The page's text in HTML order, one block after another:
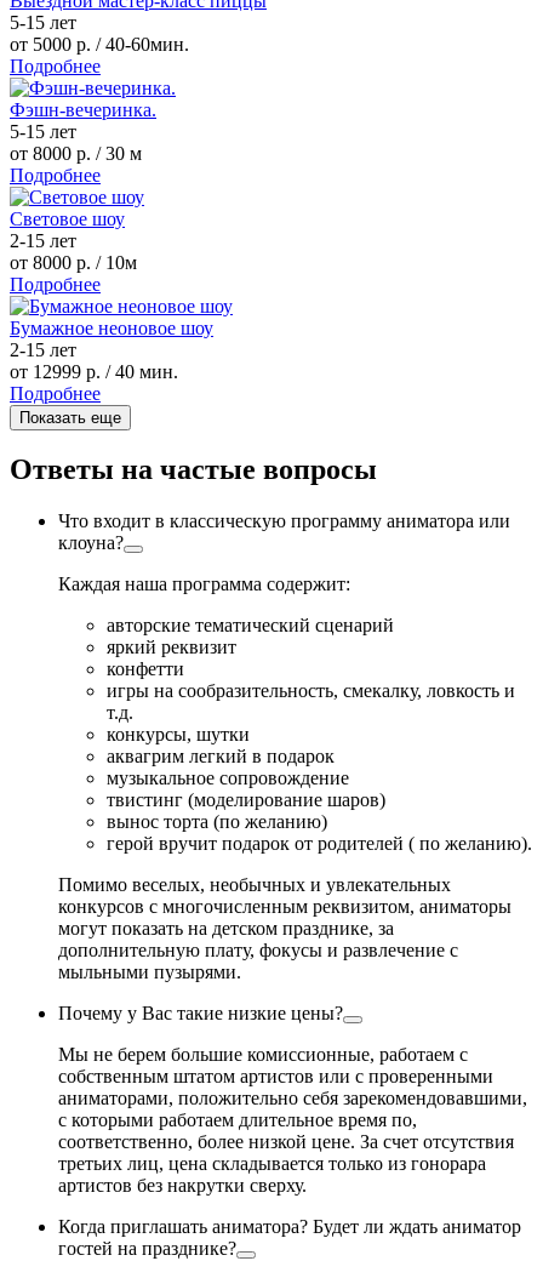
5-15 лет
от 5000 р. / 40-60мин.
Подробнее
Фэшн-вечеринка.
5-15 лет
от 8000 р. / 30 м
Подробнее
Световое шоу
2-15 лет
от 8000 р. / 10м
Подробнее
Бумажное неоновое шоу
2-15 лет
от 12999 р. / 40 мин.
Подробнее
Показать еще
Ответы на частые вопросы
Что входит в классическую программу аниматора или
клоуна?
Каждая наша программа содержит:
авторские тематический сценарий
яркий реквизит
конфетти
игры на сообразительность, смекалку, ловкость и
т.д.
конкурсы, шутки
аквагрим легкий в подарок
музыкальное сопровождение
твистинг (моделирование шаров)
вынос торта (по желанию)
герой вручит подарок от родителей ( по желанию).
Помимо веселых, необычных и увлекательных
конкурсов с многочисленным реквизитом, аниматоры
могут показать на детском празднике, за
дополнительную плату, фокусы и развлечение с
мыльными пузырями.
Почему у Вас такие низкие цены?
Мы не берем большие комиссионные, работаем с
собственным штатом артистов или с проверенными
аниматорами, положительно себя зарекомендовавшими,
с которыми работаем длительное время по,
соответственно, более низкой цене. За счет отсутствия
третьих лиц, цена складывается только из гонорара
артистов без накрутки сверху.
Когда приглашать аниматора? Будет ли ждать аниматор
гостей на празднике?